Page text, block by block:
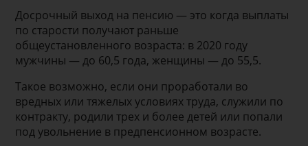
Досрочный выход на пенсию — это когда выплаты
по старости получают раньше
общеустановленного возраста: в 2020 году
мужчины — до 60,5 года, женщины — до 55,5.
Такое возможно, если они проработали во
вредных или тяжелых условиях труда, служили по
контракту, родили трех и более детей или попали
под увольнение в предпенсионном возрасте.